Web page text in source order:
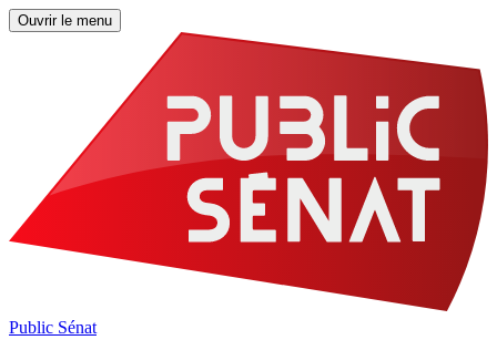
Ouvrir le menu
Public Sénat